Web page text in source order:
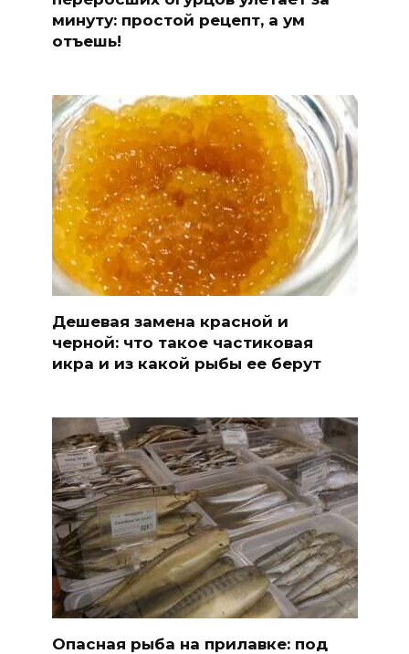
минуту: простой рецепт, а ум
отъешь!
Дешевая замена красной и
черной: что такое частиковая
икра и из какой рыбы ее берут
Опасная рыба на прилавке: под